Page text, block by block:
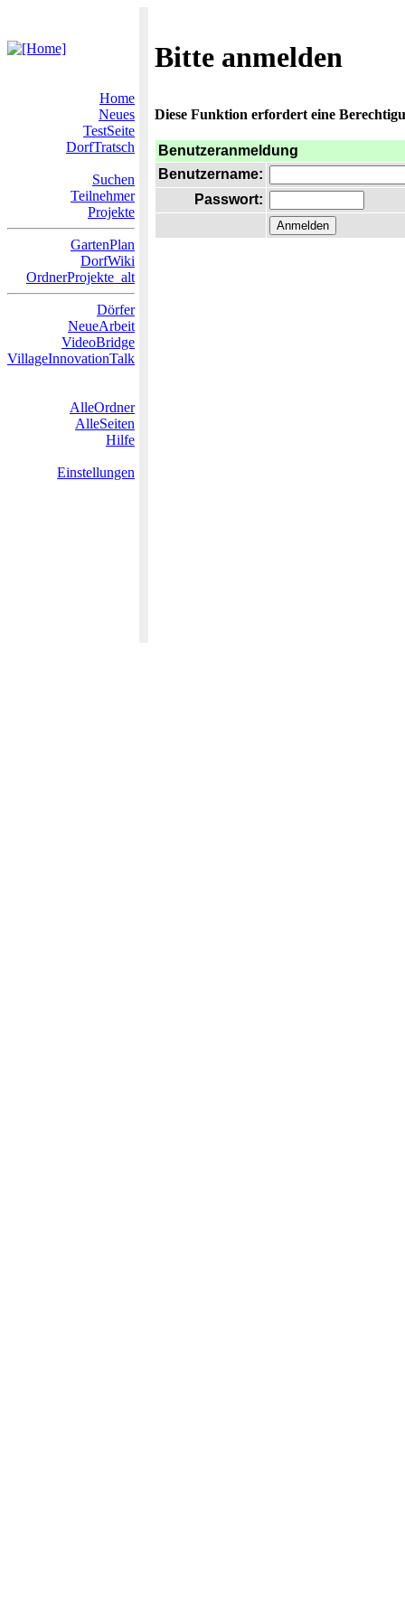
Bitte anmelden
Home
Neues
TestSeite
DorfTratsch
Suchen
Teilnehmer
Projekte
GartenPlan
DorfWiki
OrdnerProjekte_alt
Dörfer
NeueArbeit
VideoBridge
VillageInnovationTalk
AlleOrdner
AlleSeiten
Hilfe
Einstellungen
Diese Funktion erfordert eine
Benutzeranmeldung
Benutzername:
Passwort: